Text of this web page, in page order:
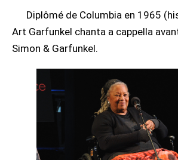
Diplômé de Columbia en 1965
Art Garfunkel chanta a cappella
Simon & Garfunkel.